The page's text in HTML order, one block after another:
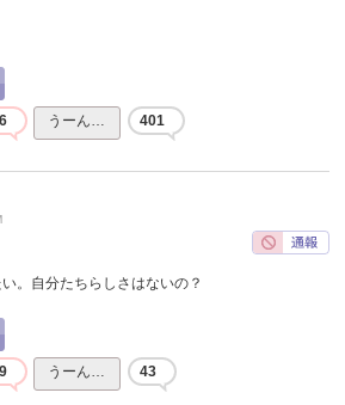
うーん… 401
。自分たちらしさはないの？
うーん… 43